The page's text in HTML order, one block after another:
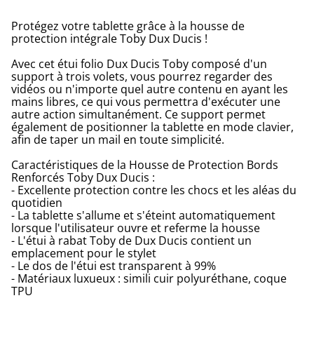
Protégez votre tablette grâce à la housse de
protection intégrale Toby Dux Ducis !
Avec cet étui folio Dux Ducis Toby composé d'un
support à trois volets, vous pourrez regarder des
vidéos ou n'importe quel autre contenu en ayant les
mains libres, ce qui vous permettra d'exécuter une
autre action simultanément. Ce support permet
également de positionner la tablette en mode clavier,
afin de taper un mail en toute simplicité.
Caractéristiques de la Housse de Protection Bords
Renforcés Toby Dux Ducis :
- Excellente protection contre les chocs et les aléas du
quotidien
- La tablette s'allume et s'éteint automatiquement
lorsque l'utilisateur ouvre et referme la housse
- L'étui à rabat Toby de Dux Ducis contient un
emplacement pour le stylet
- Le dos de l'étui est transparent à 99%
- Matériaux luxueux : simili cuir polyuréthane, coque
TPU